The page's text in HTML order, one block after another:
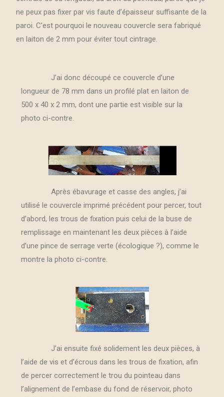
ne peux pas fixer par vis faute d’épaisseur suffisante de la
paroi. C’est pourquoi le nouveau couvercle sera fabriqué
en laiton de 2 mm pour éviter tout cintrage.
J’ai donc découpé ce couvercle d’une
longueur de 78 mm dans un profilé plat en laiton de
500 x 40 x 2 mm, dont une partie est visible sur la
photo ci-contre.
Après ébavurage et casse des angles, j’ai
utilisé le couvercle imprimé précédent pour percer, tout
d’abord, les trous de fixation puis celui de la buse de
remplissage en maintenant les deux pièces à l’aide
d’une pince de serrage verte (écologique ?), comme le
montre la photo ci-contre.
J’ai ensuite fixé solidement les deux pièces, à
l’aide de vis et d’écrous dans les trous de fixation, afin
de percer correctement le trou du pointeau dans
l’alignement de l’embase du fond de réservoir, photo